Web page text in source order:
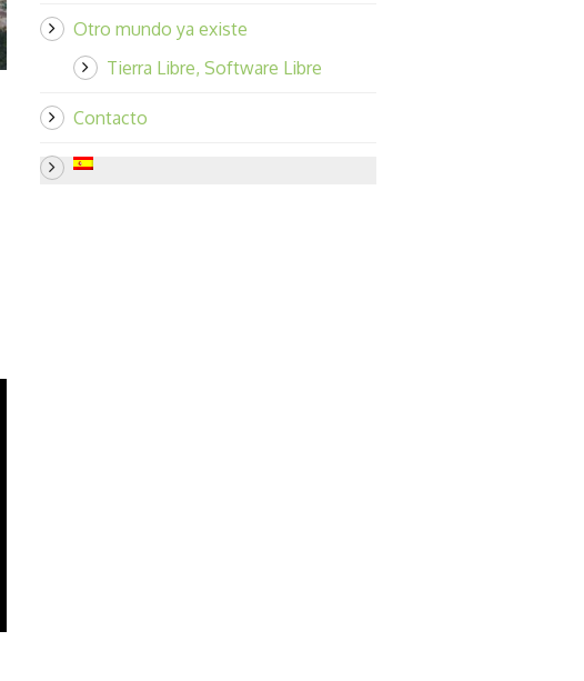
Otro mundo ya existe
Tierra Libre, Software Libre
Contacto